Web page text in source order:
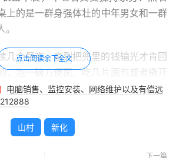
上的是一群身强体壮的中年男女和一群
几个昼夜，直到把兜里的钱输光才肯回
，泡一碗方便面、吃几片面包或者撬开
了就地取材、节约时间，这些赌局常设
一手搓着麻将，腾出了另一只手啃着面
点击阅读余下全文
电脑销售、监控安装、网络维护以及有偿远
山村 新化
下一篇